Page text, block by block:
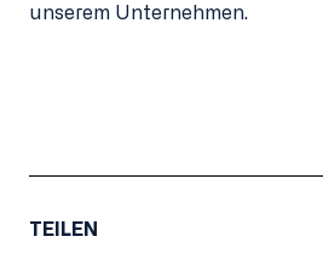
unserem Unternehmen.
TEILEN